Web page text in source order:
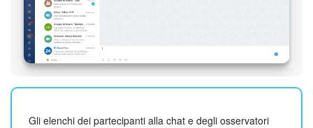
Gli elenchi dei partecipanti alla chat e degli osservatori